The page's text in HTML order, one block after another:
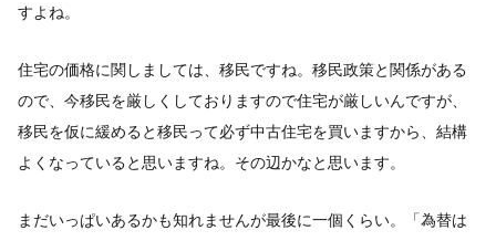
すよね。
住宅の価格に関しましては、移民ですね。移民政策と関係がある
ので、今移民を厳しくしておりますので住宅が厳しいんですが、
移民を仮に緩めると移民って必ず中古住宅を買いますから、結構
よくなっていると思いますね。その辺かなと思います。
まだいっぱいあるかも知れませんが最後に一個くらい。「為替は